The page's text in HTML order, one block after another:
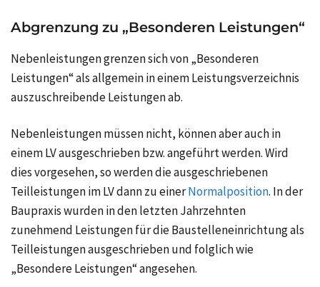
Abgrenzung zu „Besonderen Leistungen“
Nebenleistungen grenzen sich von „Besonderen
Leistungen“ als allgemein in einem Leistungsverzeichnis
auszuschreibende Leistungen ab.
Nebenleistungen müssen nicht, können aber auch in
einem LV ausgeschrieben bzw. angeführt werden. Wird
dies vorgesehen, so werden die ausgeschriebenen
Teilleistungen im LV dann zu einerNormalposition. In der
Baupraxis wurden in den letzten Jahrzehnten
zunehmend Leistungen für die Baustelleneinrichtung als
Teilleistungen ausgeschrieben und folglich wie
„Besondere Leistungen“ angesehen.